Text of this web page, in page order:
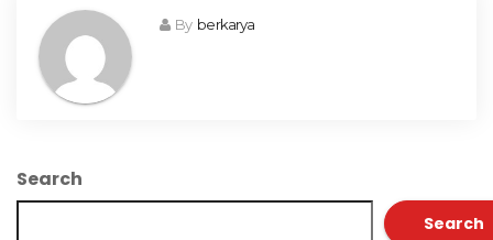
By berkarya
Search
Search